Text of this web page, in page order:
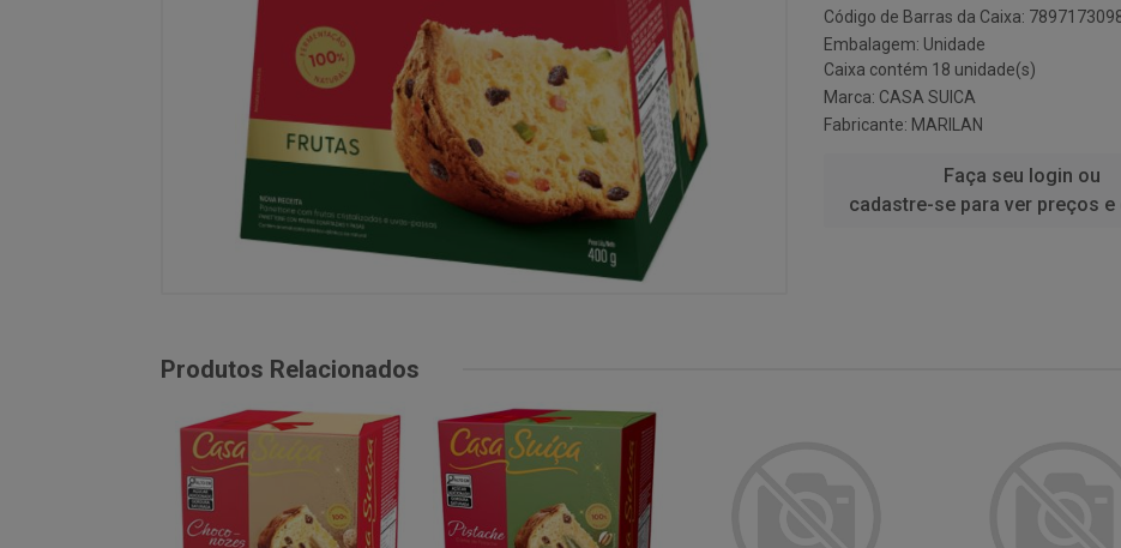
Código de Barras da Caixa:
Embalagem: Unidade
Caixa contém 18 unidade(s)
Marca: CASA SUICA
Fabricante: MARILAN
Faça seu login ou
cadastre-se para ver preços
Produtos Relacionados